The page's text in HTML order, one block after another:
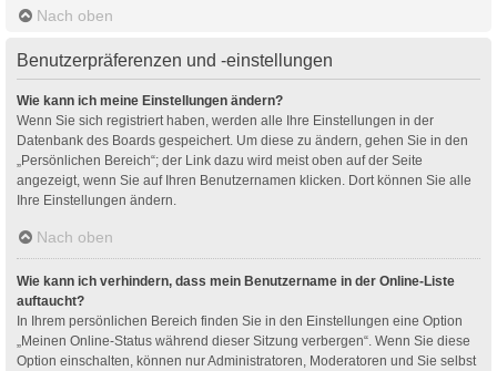
Nach oben
Benutzerpräferenzen und -einstellungen
Wie kann ich meine Einstellungen ändern?
Wenn Sie sich registriert haben, werden alle Ihre Einstellungen in der
Datenbank des Boards gespeichert. Um diese zu ändern, gehen Sie in den
„Persönlichen Bereich“; der Link dazu wird meist oben auf der Seite
angezeigt, wenn Sie auf Ihren Benutzernamen klicken. Dort können Sie alle
Ihre Einstellungen ändern.
Nach oben
Wie kann ich verhindern, dass mein Benutzername in der Online-Liste
auftaucht?
In Ihrem persönlichen Bereich finden Sie in den Einstellungen eine Option
„Meinen Online-Status während dieser Sitzung verbergen“. Wenn Sie diese
Option einschalten, können nur Administratoren, Moderatoren und Sie selbst